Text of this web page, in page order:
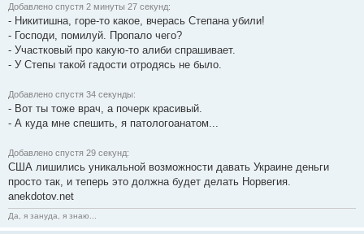
Добавлено спустя 2 минуты 27 секунд:
- Никитишна, горе-то какое, вчерась Степана убили!
- Господи, помилуй. Пропало чего?
- Участковый про какую-то алиби спрашивает.
- У Степы такой гадости отродясь не было.
Добавлено спустя 34 секунды:
- Вот ты тоже врач, а почерк красивый.
- А куда мне спешить, я патологоанатом...
Добавлено спустя 29 секунд:
США лишились уникальной возможности давать Украине деньги
просто так, и теперь это должна будет делать Норвегия.
anekdotov.net
Да, я зануда, я знаю...